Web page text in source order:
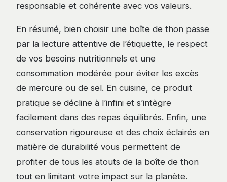
responsable et cohérente avec vos valeurs.
En résumé, bien choisir une boîte de thon passe
par la lecture attentive de l’étiquette, le respect
de vos besoins nutritionnels et une
consommation modérée pour éviter les excès
de mercure ou de sel. En cuisine, ce produit
pratique se décline à l’infini et s’intègre
facilement dans des repas équilibrés. Enfin, une
conservation rigoureuse et des choix éclairés en
matière de durabilité vous permettent de
profiter de tous les atouts de la boîte de thon
tout en limitant votre impact sur la planète.